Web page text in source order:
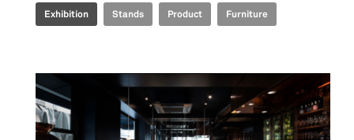
Exhibition Stands Product Furniture